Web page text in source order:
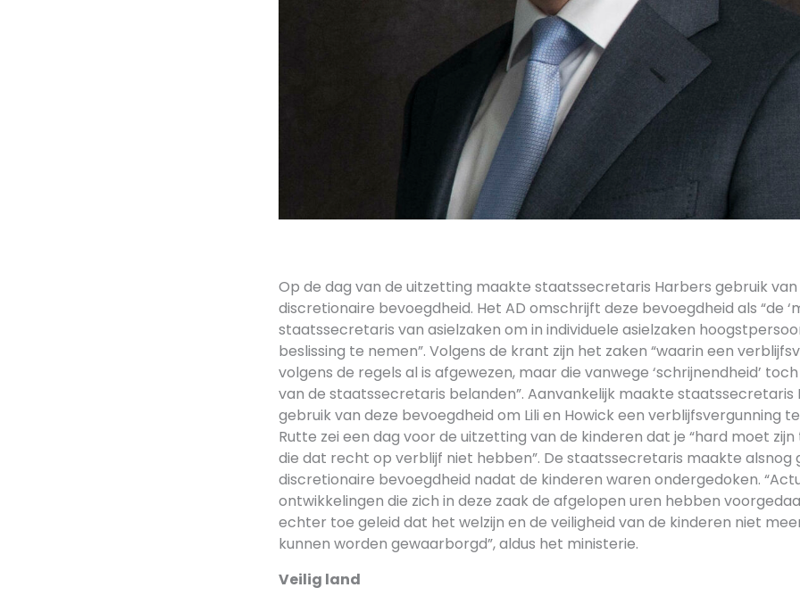
Op de dag van de uitzetting maakte staatssecretaris Harbers gebruik van
discretionaire bevoegdheid. Het AD omschrijft deze bevoegdheid als “de
staatssecretaris van asielzaken om in individuele asielzaken
beslissing te nemen”. Volgens de krant zijn het zaken “waarin een
volgens de regels al is afgewezen, maar die vanwege ‘schrijnendheid’
van de staatssecretaris belanden”. Aanvankelijk maakte staatssecretaris
gebruik van deze bevoegdheid om Lili en Howick een verblijfsvergunning
Rutte zei een dag voor de uitzetting van de kinderen dat je “hard moet
die dat recht op verblijf niet hebben”. De staatssecretaris maakte alsnog
discretionaire bevoegdheid nadat de kinderen waren ondergedoken.
ontwikkelingen die zich in deze zaak de afgelopen uren hebben
echter toe geleid dat het welzijn en de veiligheid van de kinderen niet
kunnen worden gewaarborgd”, aldus het ministerie.
Veilig land